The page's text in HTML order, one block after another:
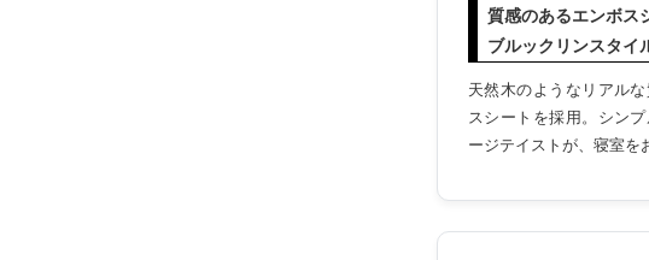
質感のあるエンボス
ブルックリンスタイ
天然木のようなリアル
スシートを採用。シン
ージテイストが、寝室を